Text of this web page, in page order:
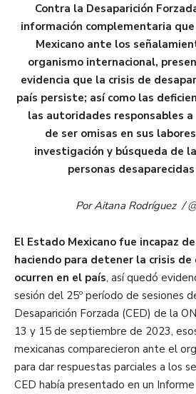
Contra la Desaparición
información complementaria
Mexicano ante los
organismo internacional,
evidencia que la crisis de
país persiste; así como las
las autoridades responsables
de ser omisas en sus
investigación y búsqueda de
personas
Por Aitana Rodríguez /
El Estado Mexicano fue incapaz
haciendo para detener la crisis de
ocurren en el país, así quedó
sesión del 25º período de sesiones
Desaparición Forzada (CED) de la
13 y 15 de septiembre de 2023,
mexicanas comparecieron ante el
para dar respuestas parciales a los
CED había presentado en un